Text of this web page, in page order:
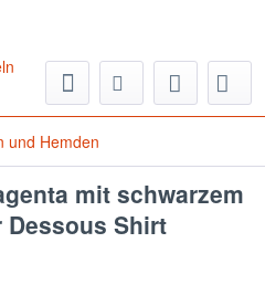
und Hemden
mit schwarzem
Dessous Shirt